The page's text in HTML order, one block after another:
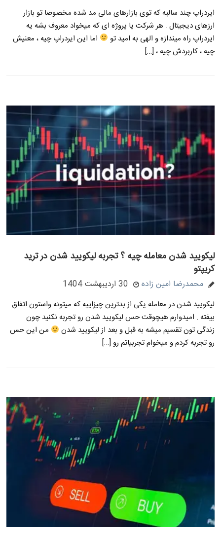
ایردراپ چند سالیه که توی بازارهای مالی مد شده مخصوصا تو بازار
ارزهای دیجیتال . هر شرکت یا پروژه ای که میخواد معروف بشه یه
ایردراپ راه میندازه و الهی به امید تو
اما این ایردراپ چیه ، معنیش
چیه ، کاربردش چیه ، […]
لیکویید شدن معامله چیه ؟ تجربه لیکویید شدن در ترید
کریپتو
محمدرضا امین زاده 30 اردیبهشت 1404
لیکویید شدن در معامله یکی از بدترین چیزاییه که میتونه واستون اتفاق
بیفته . امیدوارم هیچوقت حس لیکویید شدن رو تجربه نکنید چون
زندگی تون تقسیم میشه به قبل و بعد از لیکویید شدن
من این حس
رو تجربه کردم و میخوام تجربیاتم رو […]